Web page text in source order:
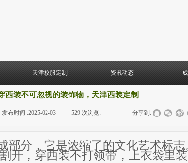
天津校服定制 资讯动态
西装不可忽视的装饰物，天津西装定制
发布时间 :2025-02-03 529 次浏览: 分享到:
部分，它是浓缩了的文化艺术标
开，穿西装不打领带，上衣袋里